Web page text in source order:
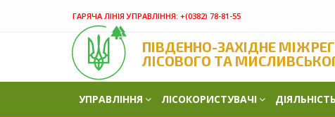
ГАРЯЧА ЛІНІЯ УПРАВЛІННЯ: +(‎0382) 78-81-55
ПІВДЕННО-ЗАХІДНЕ
ЛІСОВОГО ТА
УПРАВЛІННЯ ЛІСОКОРИСТУВАЧІ ДІЯЛЬНІСТЬ